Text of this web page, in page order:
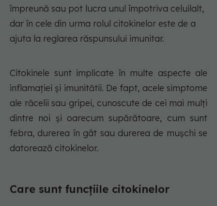
împreună sau pot lucra unul împotriva celuilalt,
dar în cele din urma rolul citokinelor este de a
ajuta la reglarea răspunsului imunitar.
Citokinele sunt implicate în multe aspecte ale
inflamației și imunitătii. De fapt, acele simptome
ale răcelii sau gripei, cunoscute de cei mai mulți
dintre noi și oarecum supărătoare, cum sunt
febra, durerea în gât sau durerea de mușchi se
datorează citokinelor.
Care sunt funcțiile citokinelor